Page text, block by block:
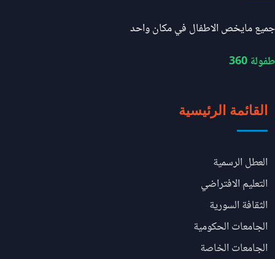
جميع مايخص الاطفال في مكان واحد
طفولة 360
القائمة الرئيسية
العطل الرسمية
التعليم الافتراضي
الثقافة السورية
الجامعات الحكومية
الجامعات الخاصة